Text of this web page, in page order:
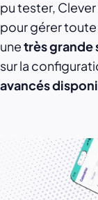
pu tester,
pour gérer
unetrès grande
sur la
avancés